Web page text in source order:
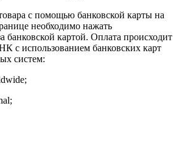
с помощью банковской карты на
необходимо нажать
банковской картой. Оплата происходит
с использованием банковских карт
систем: